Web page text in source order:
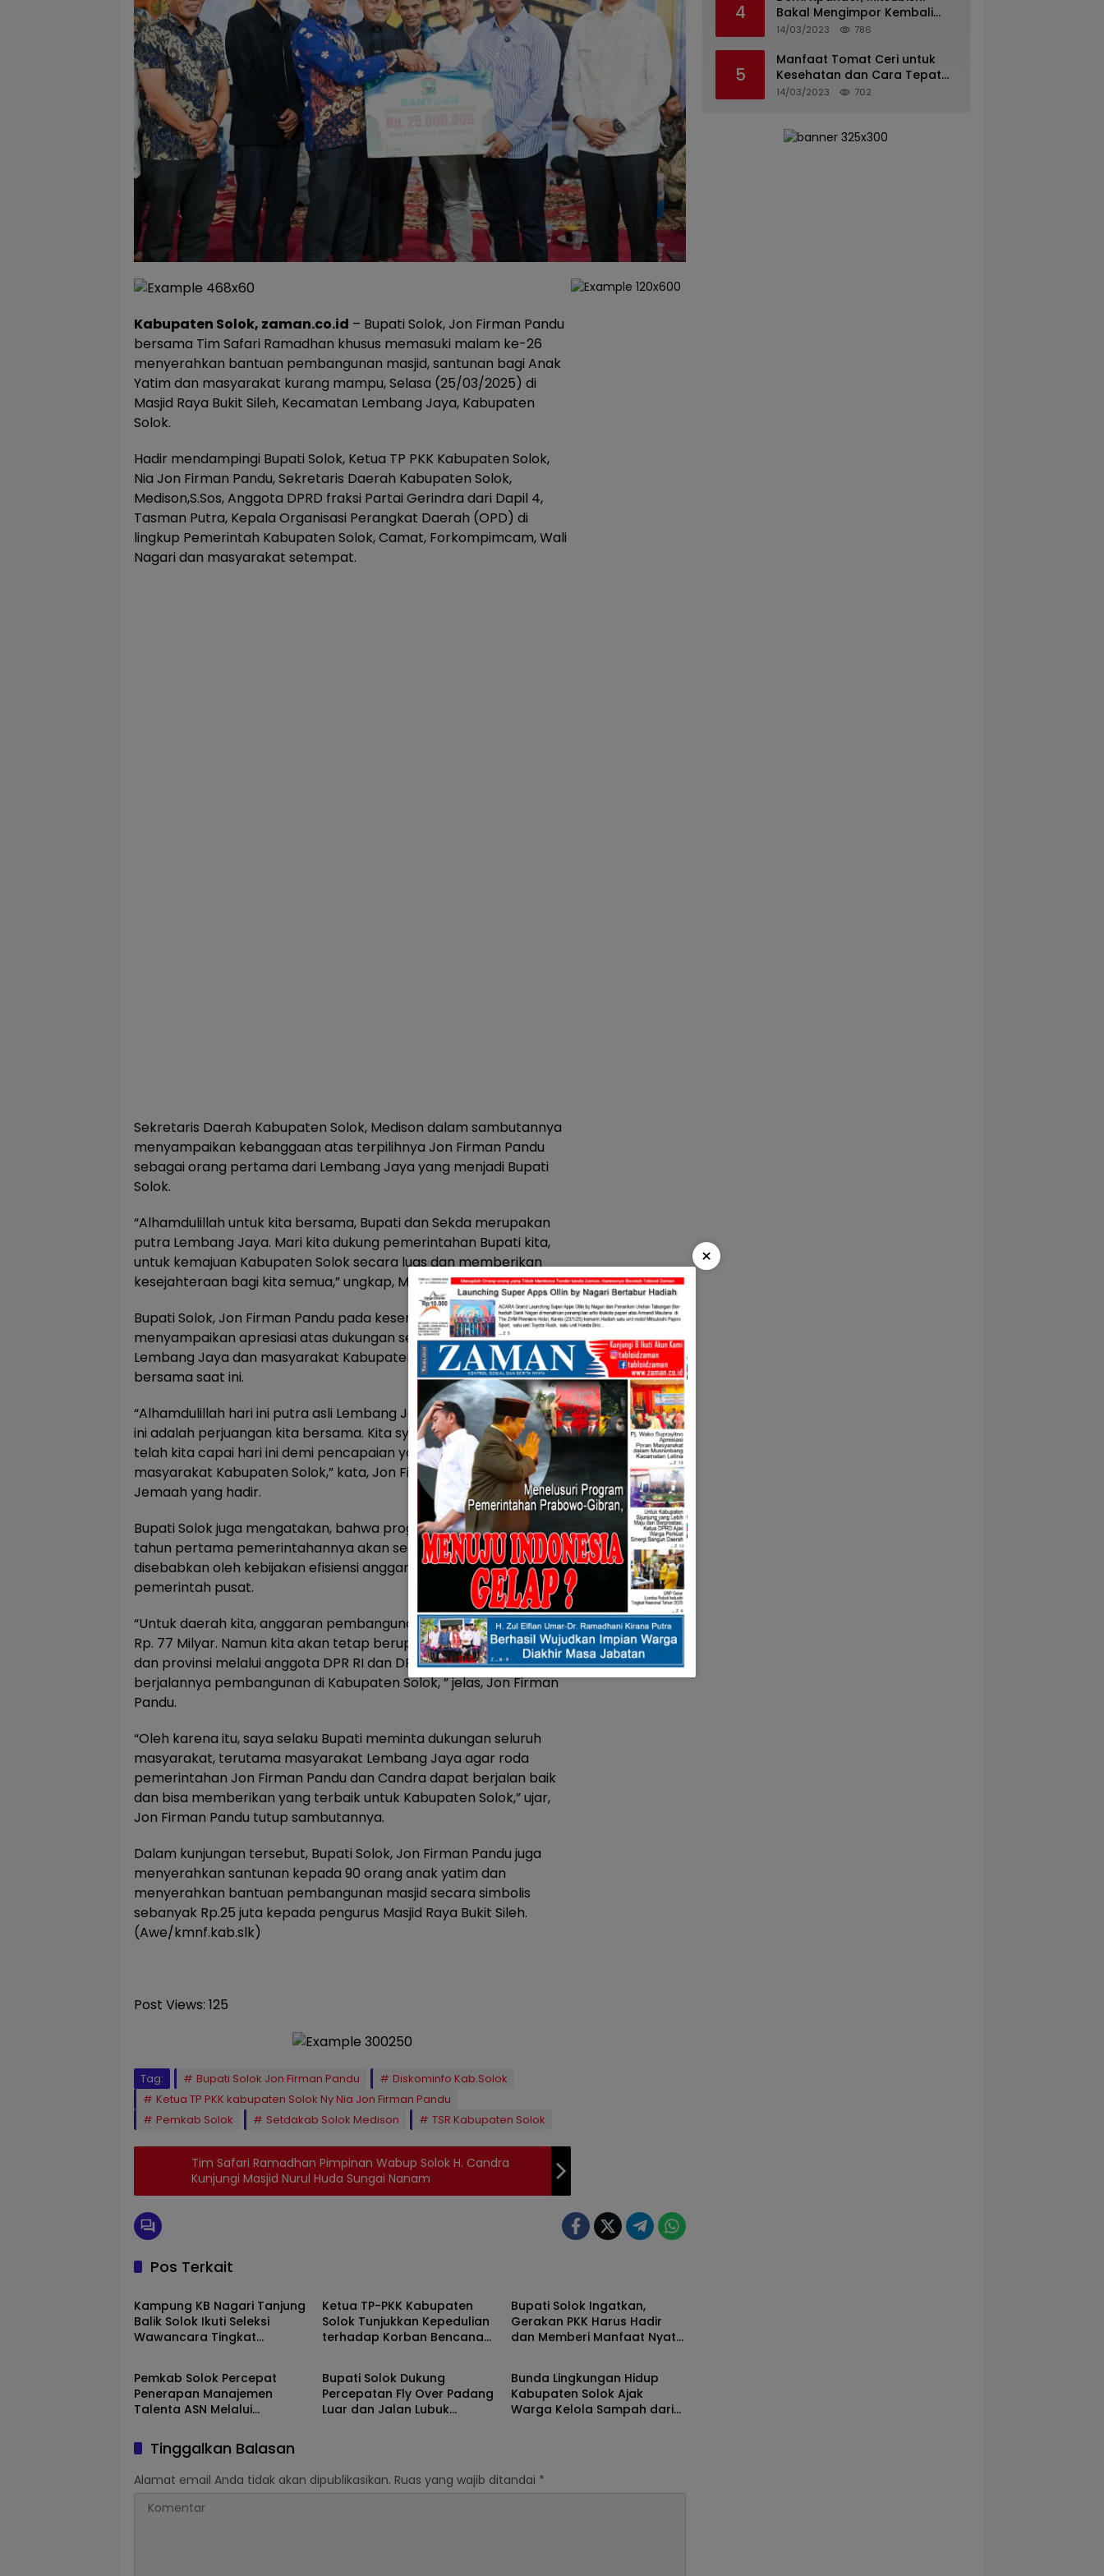
Kabupaten Solok, zaman.co.id – Bupati Solok, Jon Firman Pandu
bersama Tim Safari Ramadhan khusus memasuki malam ke-26
menyerahkan bantuan pembangunan masjid, santunan bagi Anak
Yatim dan masyarakat kurang mampu, Selasa (25/03/2025) di
Masjid Raya Bukit Sileh, Kecamatan Lembang Jaya, Kabupaten
Solok.
Hadir mendampingi Bupati Solok, Ketua TP PKK Kabupaten Solok,
Nia Jon Firman Pandu, Sekretaris Daerah Kabupaten Solok,
Medison,S.Sos, Anggota DPRD fraksi Partai Gerindra dari Dapil 4,
Tasman Putra, Kepala Organisasi Perangkat Daerah (OPD) di
lingkup Pemerintah Kabupaten Solok, Camat, Forkompimcam, Wali
Nagari dan masyarakat setempat.
Sekretaris Daerah Kabupaten Solok, Medison dalam sambutannya
menyampaikan kebanggaan atas terpilihnya Jon Firman Pandu
sebagai orang pertama dari Lembang Jaya yang menjadi Bupati
Solok.
“Alhamdulillah untuk kita bersama, Bupati dan Sekda merupakan
putra Lembang Jaya. Mari kita dukung pemerintahan Bupati kita,
untuk kemajuan Kabupaten Solok secara luas dan memberikan
kesejahteraan bagi kita semua,” ungkap, Medison.
Bupati Solok, Jon Firman Pandu pada kesempatan tersebut, juga
menyampaikan apresiasi atas dukungan seluruh masyarakat
Lembang Jaya dan masyarakat Kabupaten Solok atas pencapaian
bersama saat ini.
“Alhamdulillah hari ini putra asli Lembang Jaya menjadi Bupati Solok,
ini adalah perjuangan kita bersama. Kita syukuri atas apa yang
telah kita capai hari ini demi pencapaian yang terbaik untuk seluruh
masyarakat Kabupaten Solok,” kata, Jon Firman Pandu kepada
Jemaah yang hadir.
Bupati Solok juga mengatakan, bahwa program pembangunan di
tahun pertama pemerintahannya akan sedikit terhambat. Hal itu
disebabkan oleh kebijakan efisiensi anggaran yang ditetapkan oleh
pemerintah pusat.
“Untuk daerah kita, anggaran pembangunan dipotong sebanyak
Rp. 77 Milyar. Namun kita akan tetap berupaya meraih dana pusat
dan provinsi melalui anggota DPR RI dan DPRD Provinsi demi bisa
berjalannya pembangunan di Kabupaten Solok, ” jelas, Jon Firman
Pandu.
“Oleh karena itu, saya selaku Bupati meminta dukungan seluruh
masyarakat, terutama masyarakat Lembang Jaya agar roda
pemerintahan Jon Firman Pandu dan Candra dapat berjalan baik
dan bisa memberikan yang terbaik untuk Kabupaten Solok,” ujar,
Jon Firman Pandu tutup sambutannya.
Dalam kunjungan tersebut, Bupati Solok, Jon Firman Pandu juga
menyerahkan santunan kepada 90 orang anak yatim dan
menyerahkan bantuan pembangunan masjid secara simbolis
sebanyak Rp.25 juta kepada pengurus Masjid Raya Bukit Sileh.
(Awe/kmnf.kab.slk)
Post Views: 125
Tag: Bupati Solok Jon Firman Pandu
Diskominfo Kab.Solok
Ketua TP PKK kabupaten Solok Ny Nia Jon Firman Pandu
Pemkab Solok
Setdakab Solok Medison TSR Kabupaten Solok
Tim Safari Ramadhan Pimpinan Wabup Solok H. Candra
Kunjungi Masjid Nurul Huda Sungai Nanam
Pos Terkait
Solok
Kampung KB Nagari Tanjung
Balik Solok Ikuti Seleksi
Wawancara Tingkat
Ketua TP-PKK Kabupaten
Solok Tunjukkan Kepedulian
terhadap Korban Bencana
Bupati Solok Ingatkan,
Gerakan PKK Harus Hadir
dan Memberi Manfaat Nyata
Solok
Pemkab Solok Percepat
Penerapan Manajemen
Talenta ASN Melalui
Solok
Bupati Solok Dukung
Percepatan Fly Over Padang
Luar dan Jalan Lubuk
Solok
Bunda Lingkungan Hidup
Kabupaten Solok Ajak
Warga Kelola Sampah dari
Tinggalkan Balasan
Alamat email Anda tidak akan dipublikasikan. Ruas yang wajib ditandai *
4
Bakal Mengimpor Kembali
Pajero Sport
14/03/2023 786
5
Manfaat Tomat Ceri untuk
Kesehatan dan Cara Tepat
Mengonsumsinya
14/03/2023 702
×